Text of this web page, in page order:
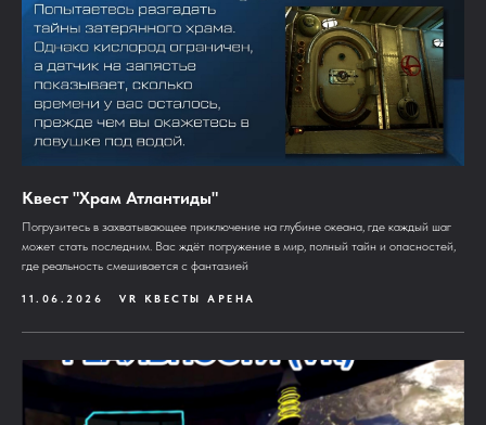
Квест "Храм Атлантиды"
Погрузитесь в захватывающее приключение на глубине океана, где каждый шаг
может стать последним. Вас ждёт погружение в мир, полный тайн и опасностей,
где реальность смешивается с фантазией
11.06.2026 VR КВЕСТЫ АРЕНА